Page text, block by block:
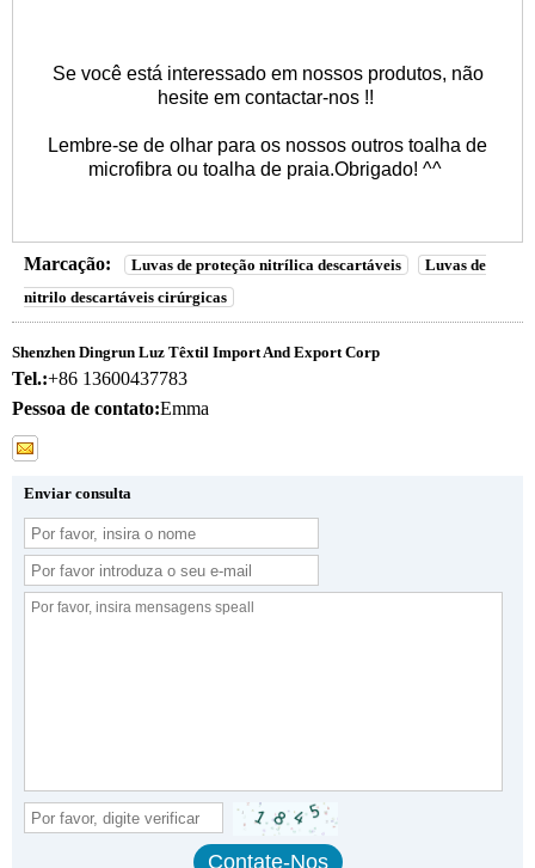
Se você está interessado em nossos produtos, não
hesite em contactar-nos !!
Lembre-se de olhar para os nossos outros toalha de
microfibra ou toalha de praia.Obrigado! ^^
Marcação: Luvas de proteção nitrílica descartáveis
Luvas de
nitrilo descartáveis ​​cirúrgicas
Shenzhen Dingrun Luz Têxtil Import And Export Corp
Tel.:+86 13600437783
Pessoa de contato:Emma
Enviar consulta